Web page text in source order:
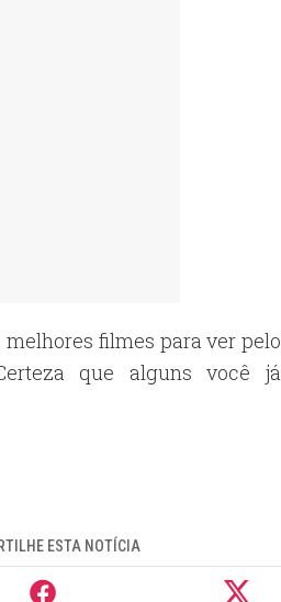
melhores filmes para ver pelo
que alguns você já
ESTA NOTÍCIA